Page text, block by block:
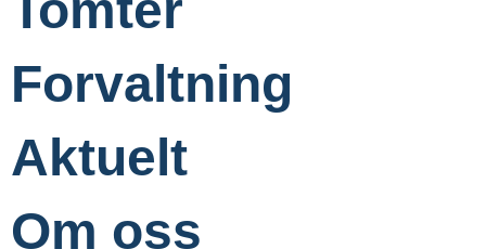
Forvaltning
Aktuelt
Om oss